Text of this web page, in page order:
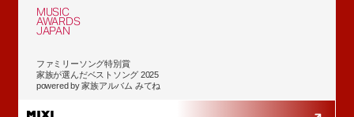
MUSIC
AWARDS
JAPAN
ファミリーソング特別賞
家族が選んだベストソング 2025
powered by 家族アルバム みてね